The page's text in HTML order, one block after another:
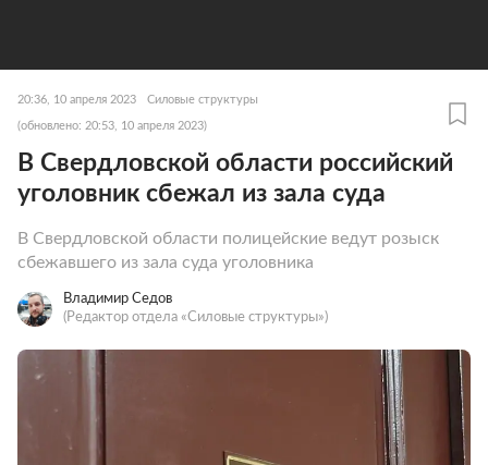
20:36, 10 апреля 2023 Силовые структуры
(обновлено: 20:53, 10 апреля 2023)
В Свердловской области российский
уголовник сбежал из зала суда
В Свердловской области полицейские ведут розыск
сбежавшего из зала суда уголовника
Владимир Седов
(Редактор отдела «Силовые структуры»)